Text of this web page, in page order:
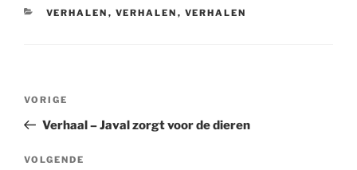
CATEGORIEËN
VERHALEN , VERHALEN , VERHALEN
Vorig
bericht
VORIGE
Verhaal – Javal zorgt voor de dieren
Volgend
VOLGENDE